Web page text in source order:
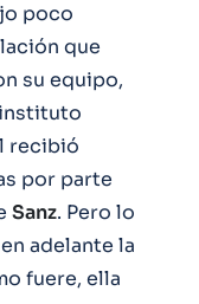
poco
que
su equipo,
recibió
por parte
Sanz. Pero lo
adelante la
fuere, ella